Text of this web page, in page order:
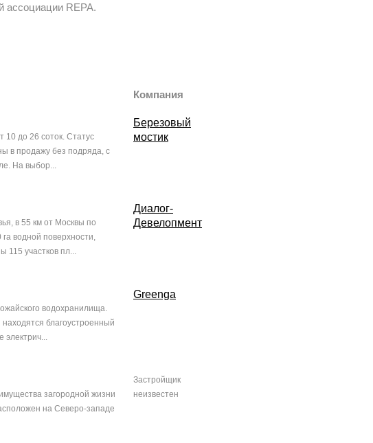
ассоциации REPA.
Компания
10 до 26 соток. Статус
в продажу без подряда, с
На выбор...
Березовый
мостик
в 55 км от Москвы по
водной поверхности,
115 участков пл...
Диалог-
Девелопмент
водохранилища.
благоустроенный
электрич...
Greenga
загородной жизни
на Северо-западе
Застройщик
неизвестен